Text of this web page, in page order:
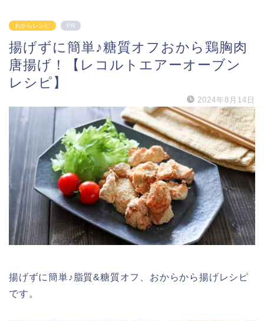
おからレシピ PR
揚げずに簡単♪糖質オフおから鶏胸肉
唐揚げ！【レコルトエアーオーブン
レシピ】
2024年8月14日
揚げずに簡単♪脂質&糖質オフ、おからから揚げレシピ
です。